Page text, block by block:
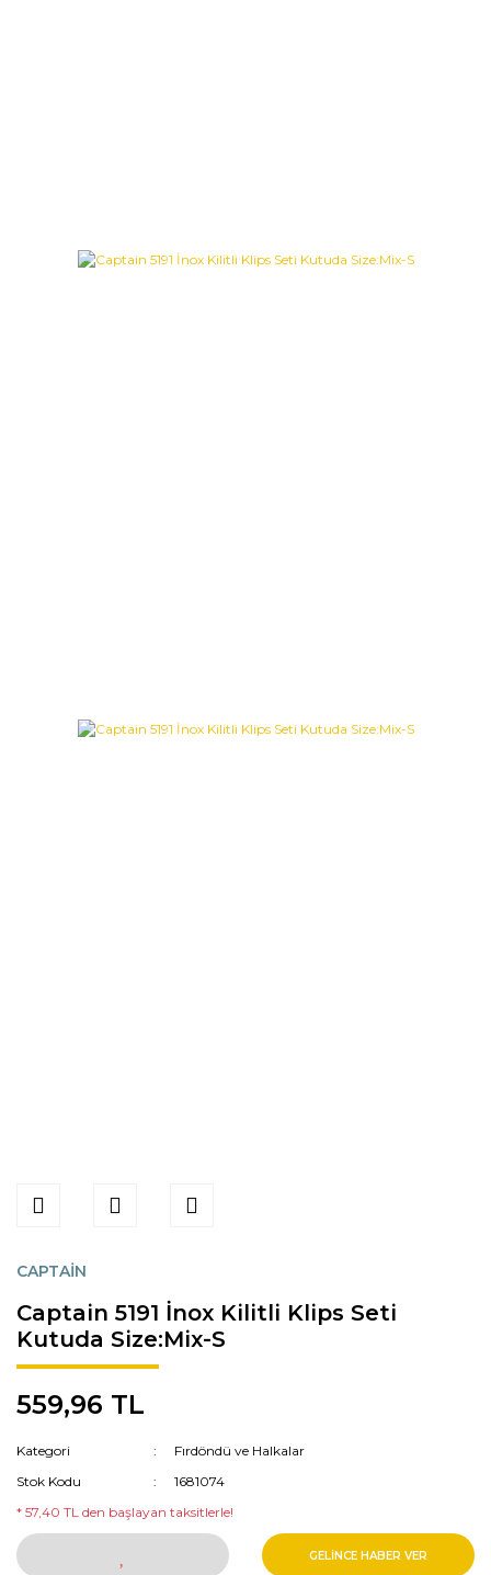
CAPTAİN
Captain 5191 İnox Kilitli Klips Seti
Kutuda Size:Mix-S
559,96 TL
Kategori
Fırdöndü ve Halkalar
Stok Kodu
1681074
* 57,40 TL den başlayan taksitlerle!
GELİNCE HABER VER